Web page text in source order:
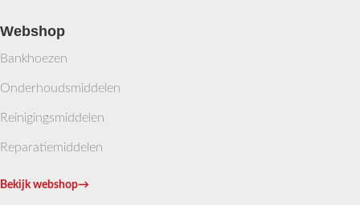
Webshop
Bankhoezen
Onderhoudsmiddelen
Reinigingsmiddelen
Reparatiemiddelen
Bekijk webshop→